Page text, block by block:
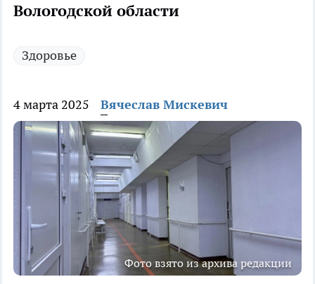
Вологодской области
Здоровье
4 марта 2025 Вячеслав Мискевич
Фото взято из архива редакции